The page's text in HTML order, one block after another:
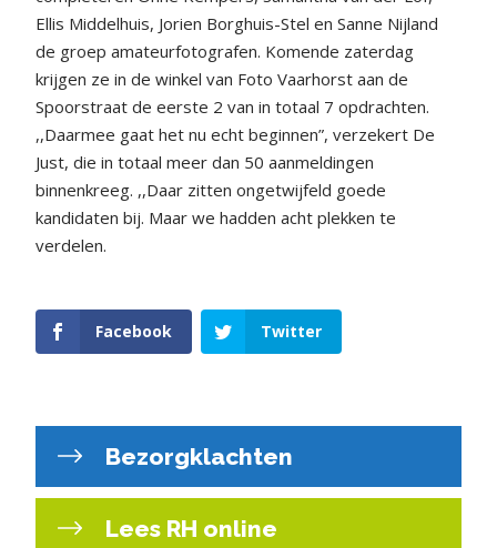
Ellis Middelhuis, Jorien Borghuis-Stel en Sanne Nijland
de groep amateurfotografen. Komende zaterdag
krijgen ze in de winkel van Foto Vaarhorst aan de
Spoorstraat de eerste 2 van in totaal 7 opdrachten.
,,Daarmee gaat het nu echt beginnen”, verzekert De
Just, die in totaal meer dan 50 aanmeldingen
binnenkreeg. ,,Daar zitten ongetwijfeld goede
kandidaten bij. Maar we hadden acht plekken te
verdelen.
Facebook Twitter
Bezorgklachten
Lees RH online